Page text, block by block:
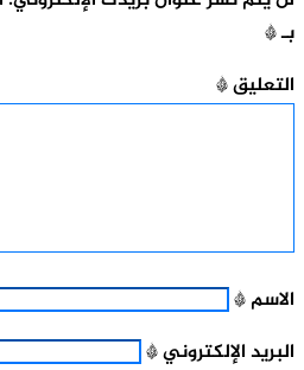
بـ*
التعليق*
الاسم*
البريد الإلكتروني*